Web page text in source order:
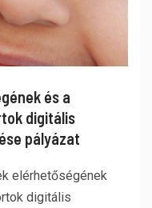
és a
digitális
pályázat
elérhetőségének
digitális